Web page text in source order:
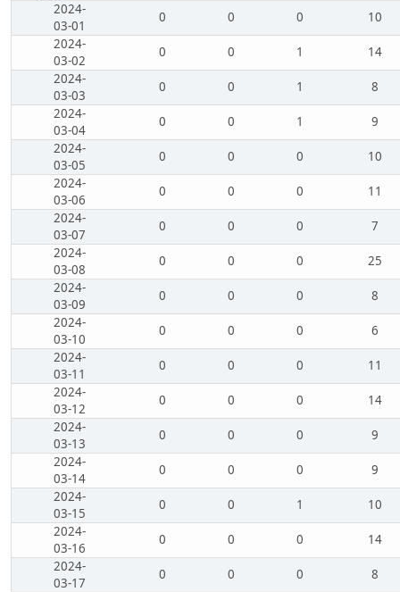
2024-
03-01
0 0 0
10
2024-
03-02
0 0 1
14
2024-
03-03
0 0 1
8
2024-
03-04
0 0 1
9
2024-
03-05
0 0 0
10
2024-
03-06
0 0 0
11
2024-
03-07
0 0 0
7
2024-
03-08
0 0 0
25
2024-
03-09
0 0 0
8
2024-
03-10
0 0 0
6
2024-
03-11
0 0 0
11
2024-
03-12
0 0 0
14
2024-
03-13
0 0 0
9
2024-
03-14
0 0 0
9
2024-
03-15
0 0 1
10
2024-
03-16
0 0 0
14
2024-
03-17
0 0 0
8